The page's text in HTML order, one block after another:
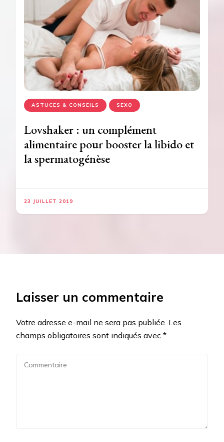
ASTUCES & CONSEILS SEXO
Lovshaker : un complément
alimentaire pour booster la libido et
la spermatogénèse
23 JUILLET 2019
Laisser un commentaire
Votre adresse e-mail ne sera pas publiée. Les
champs obligatoires sont indiqués avec *